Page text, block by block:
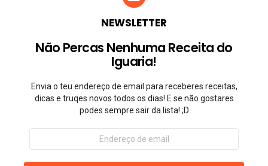
NEWSLETTER
Não Percas Nenhuma Receita do
Iguaria!
Envia o teu endereço de email para receberes receitas,
dicas e truqes novos todos os dias! E se não gostares
podes sempre sair da lista! ;D
Endereço
email